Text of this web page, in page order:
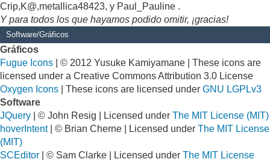
Crip,K@,metallica48423, y Paul_Pauline .
Y para todos los que hayamos podido omitir, ¡gracias!
Software/Gráficos
Gráficos
Fugue Icons | © 2012 Yusuke Kamiyamane | These icons are
licensed under a Creative Commons Attribution 3.0 License
Oxygen Icons | These icons are licensed under GNU LGPLv3
Software
JQuery | © John Resig | Licensed under The MIT License (MIT)
hoverIntent| © Brian Cherne | Licensed under The MIT License
(MIT)
SCEditor | © Sam Clarke | Licensed under The MIT License